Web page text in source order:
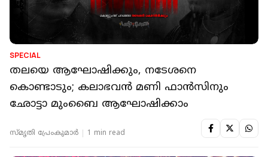
SPECIAL
തലയെ ആഘോഷിക്കും, നടേശനെ
കൊണ്ടാടും; കലാഭവൻ മണി ഫാൻസിനും
ഛോട്ടാ മുംബൈ ആഘോഷിക്കാം
സ്മൃതി പ്രേംകുമാര്‍ 1 min read